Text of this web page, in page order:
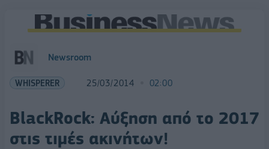
Newsroom
WHISPERER 25/03/2014 02:00
BlackRock: Αύξηση από το 2017
στις τιμές ακινήτων!